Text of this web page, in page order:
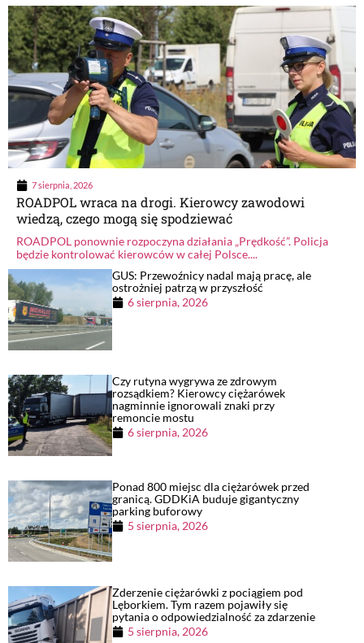
7 sierpnia, 2026
ROADPOL wraca na drogi. Kierowcy zawodowi
wiedzą, czego mogą się spodziewać
ROADPOL ponownie rozpoczyna działania „Prędkość”. Policja
będzie kontrolować kierowców w całej Polsce....
GUS: Przewoźnicy nadal mają pracę, ale
ostrożniej patrzą w przyszłość
6 sierpnia, 2026
Czy rutyna wygrywa ze zdrowym
rozsądkiem? Kierowcy ciężarówek
nagminnie ignorowali znaki przy
remoncie mostu
6 sierpnia, 2026
Ponad 800 miejsc dla ciężarówek przed
granicą. GDDKiA buduje gigantyczny
parking buforowy
5 sierpnia, 2026
Zderzenie ciężarówki z pociągiem pod
Lęborkiem. Tym razem pojawiły się
pytania o odpowiedzialność za zdarzenie
5 sierpnia, 2026